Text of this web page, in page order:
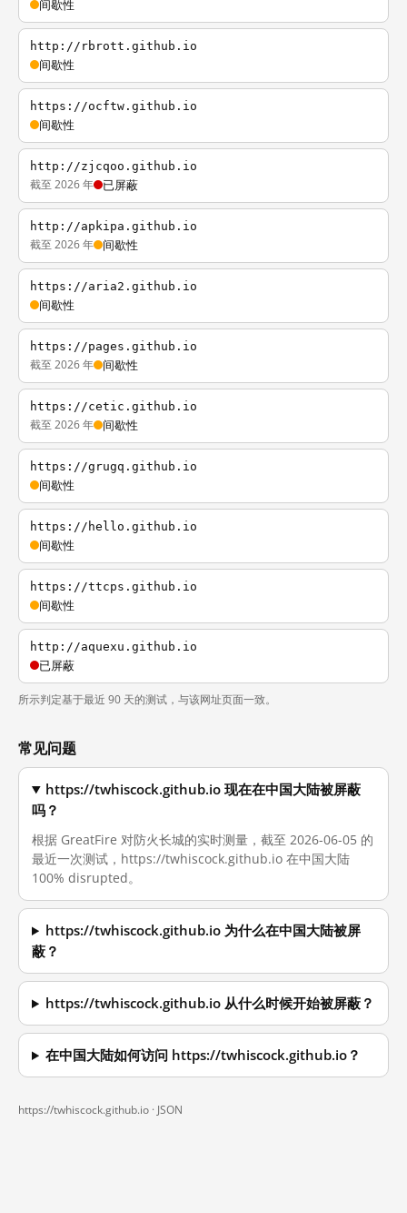
间歇性
http://rbrott.github.io
间歇性
https://ocftw.github.io
间歇性
http://zjcqoo.github.io
截至 2026 年 已屏蔽
http://apkipa.github.io
截至 2026 年 间歇性
https://aria2.github.io
间歇性
https://pages.github.io
截至 2026 年 间歇性
https://cetic.github.io
截至 2026 年 间歇性
https://grugq.github.io
间歇性
https://hello.github.io
间歇性
https://ttcps.github.io
间歇性
http://aquexu.github.io
已屏蔽
所示判定基于最近 90 天的测试，与该网址页面一致。
常见问题
https://twhiscock.github.io 现在在中国大陆被屏蔽
吗？
根据 GreatFire 对防火长城的实时测量，截至 2026-06-05 的
最近一次测试，https://twhiscock.github.io 在中国大陆
100% disrupted。
https://twhiscock.github.io 为什么在中国大陆被屏
蔽？
https://twhiscock.github.io 从什么时候开始被屏蔽？
在中国大陆如何访问 https://twhiscock.github.io？
https://twhiscock.github.io · JSON